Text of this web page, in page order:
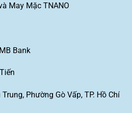
May Mặc TNANO
Bank
Phường Gò Vấp, TP. Hồ Chí